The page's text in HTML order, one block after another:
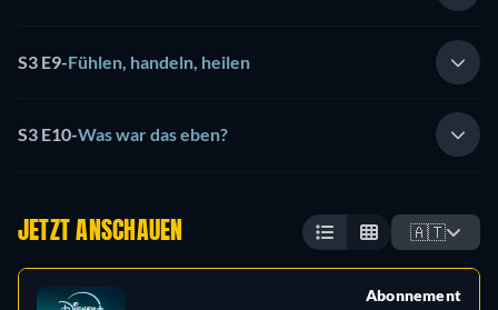
S3 E9-Fühlen, handeln, heilen
S3 E10-Was war das eben?
JETZT ANSCHAUEN 🇦🇹
Abonnement